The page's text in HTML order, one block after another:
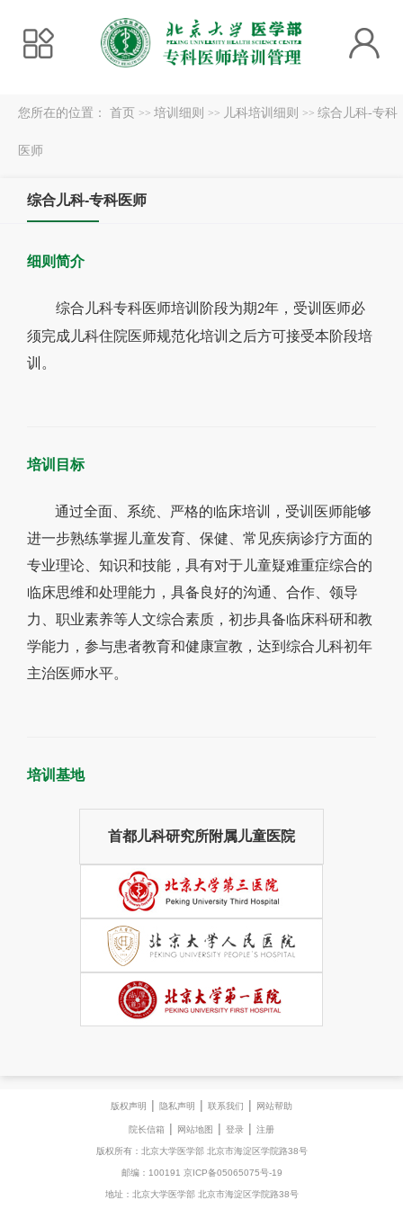
您所在的位置： 首页 >> 培训细则 >> 儿科培训细则 >> 综合儿科-专科
医师
综合儿科-专科医师
细则简介
综合儿科专科医师培训阶段为期2年，受训医师必
须完成儿科住院医师规范化培训之后方可接受本阶段培
训。
培训目标
通过全面、系统、严格的临床培训，受训医师能够
进一步熟练掌握儿童发育、保健、常见疾病诊疗方面的
专业理论、知识和技能，具有对于儿童疑难重症综合的
临床思维和处理能力，具备良好的沟通、合作、领导
力、职业素养等人文综合素质，初步具备临床科研和教
学能力，参与患者教育和健康宣教，达到综合儿科初年
主治医师水平。
培训基地
首都儿科研究所附属儿童医院
版权声明 | 隐私声明 | 联系我们 | 网站帮助
院长信箱 | 网站地图 | 登录 | 注册
版权所有：北京大学医学部 北京市海淀区学院路38号
邮编：100191 京ICP备05065075号-19
地址：北京大学医学部 北京市海淀区学院路38号